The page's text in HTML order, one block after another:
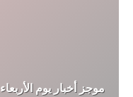
موجز أخبار يوم الأربعاء